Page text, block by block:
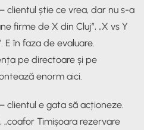
clientul știe ce vrea, dar nu s-a
firme de X din Cluj”, „X vs Y
E în faza de evaluare.
pe directoare și pe
enorm aici.
clientul e gata să acționeze.
„coafor Timișoara rezervare